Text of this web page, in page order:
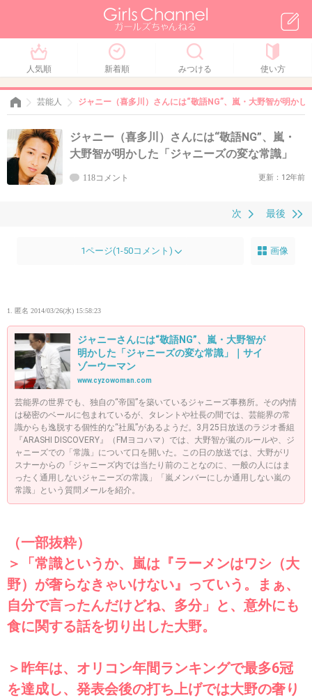
人気順 新着順 みつける 使い方
芸能人 ジャニー（喜多川）さんには“敬語NG”、嵐・大野智が明かし
ジャニー（喜多川）さんには“敬語NG”、嵐・
大野智が明かした「ジャニーズの変な常識」
118コメント 更新：12年前
最後
次
1ページ(1-50コメント) 画像
1. 匿名 2014/03/26(水) 15:58:23
ジャニーさんには“敬語NG”、嵐・大野智が
明かした「ジャニーズの変な常識」｜サイ
ゾーウーマン
www.cyzowoman.com
芸能界の世界でも、独自の“帝国”を築いているジャニーズ事務所。その内情
は秘密のベールに包まれているが、タレントや社長の間では、芸能界の常
識からも逸脱する個性的な“社風”があるようだ。3月25日放送のラジオ番組
『ARASHI DISCOVERY』（FMヨコハマ）では、大野智が嵐のルールや、ジ
ャニーズでの「常識」について口を開いた。この日の放送では、大野がリ
スナーからの「ジャニーズ内では当たり前のことなのに、一般の人にはま
ったく通用しないジャニーズの常識」「嵐メンバーにしか通用しない嵐の
常識」という質問メールを紹介。
（一部抜粋）
＞「常識というか、嵐は『ラーメンはワシ（大
野）が奢らなきゃいけない』っていう。まぁ、
自分で言ったんだけどね、多分」と、意外にも
食に関する話を切り出した大野。
＞昨年は、オリコン年間ランキングで最多6冠
を達成し、発表会後の打ち上げでは大野の奢り